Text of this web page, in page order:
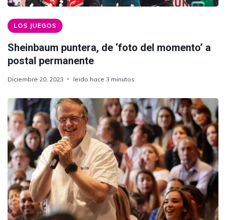
LOS JUEGOS
Sheinbaum puntera, de ‘foto del momento’ a
postal permanente
Diciembre 20, 2023 leido hace 3 minutos